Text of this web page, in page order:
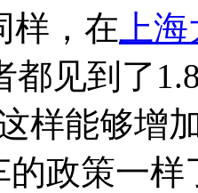
样，在 上
都见到了
样能够增
的政策一